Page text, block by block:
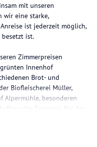
mit unseren
wir eine starke,
ist jederzeit möglich,
ist.
Zimmerpreisen
Innenhof
Brot- und
Biofleischerei Müller,
Alpermühle, besonderen
oder Espresso. Bei der
regionale, saisonale und